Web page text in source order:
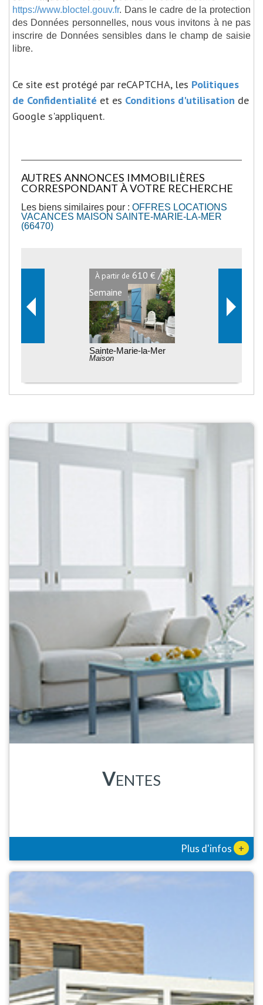
https://www.bloctel.gouv.fr. Dans le cadre de la protection
des Données personnelles, nous vous invitons à ne pas
inscrire de Données sensibles dans le champ de saisie
libre.
Ce site est protégé par reCAPTCHA, les Politiques
de Confidentialité et es Conditions d'utilisation de
Google s'appliquent.
AUTRES ANNONCES IMMOBILIÈRES
CORRESPONDANT À VOTRE RECHERCHE
Les biens similaires pour : OFFRES LOCATIONS
VACANCES MAISON SAINTE-MARIE-LA-MER
(66470)
À partir de 610 € /
Semaine
Sainte-Marie-la-Mer
Maison
VENTES
Plus d'infos +